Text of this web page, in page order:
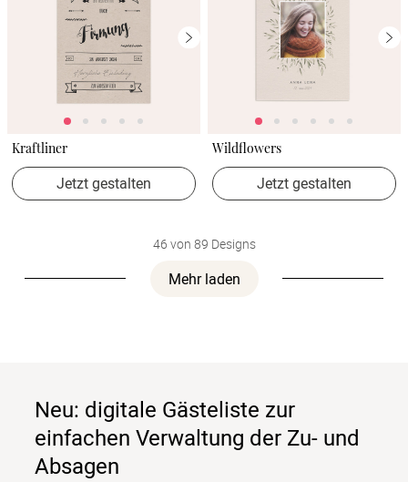
Kraftliner
Jetzt gestalten
Wildflowers
Jetzt gestalten
46 von 89 Designs
Mehr laden
Neu: digitale Gästeliste zur
einfachen Verwaltung der Zu- und
Absagen